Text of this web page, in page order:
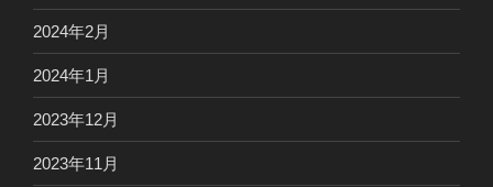
2024年2月
2024年1月
2023年12月
2023年11月